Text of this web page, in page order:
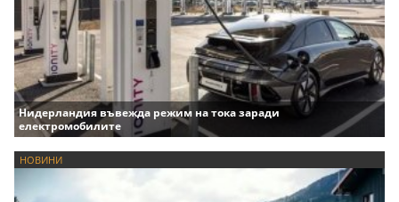
Нидерландия въвежда режим на тока заради
електромобилите
НОВИНИ